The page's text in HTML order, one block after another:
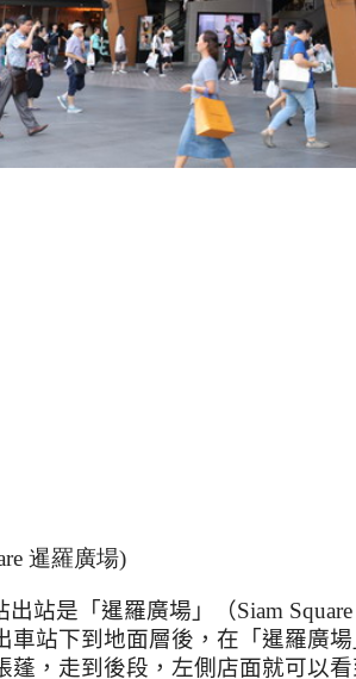
暹羅廣場)
出站是「暹羅廣場」（Siam
車站下到地面層後，在「暹羅廣
蓬，走到後段，左側店面就可以